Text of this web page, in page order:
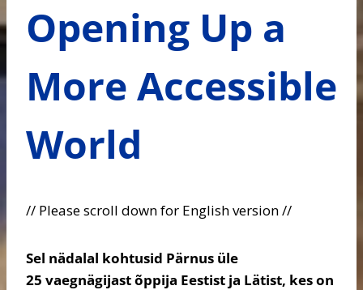
Opening Up a
More Accessible
World
// Please scroll down for English version //
Sel nädalal kohtusid Pärnus üle
25 vaegnägijast õppija Eestist ja Lätist, kes on